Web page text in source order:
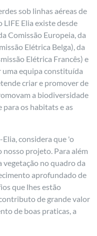
sob linhas aéreas de
Elia existe desde
Comissão Europeia, da
Elétrica Belga), da
Elétrica Francês) e
uma equipa constituída
criar e promover de
a biodiversidade
para os habitats e as
considera que 'o
nosso projeto. Para além
vegetação no quadro da
aprofundado de
que lhes estão
de grande valor
de boas praticas, a